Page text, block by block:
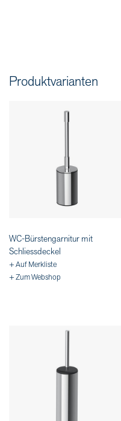
Produktvarianten
WC-Bürstengarnitur mit
Schliessdeckel
+ Auf Merkliste
+ Zum Webshop